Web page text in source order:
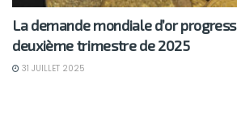
La demande mondiale d’or
deuxième trimestre de 2025
31 JUILLET 2025